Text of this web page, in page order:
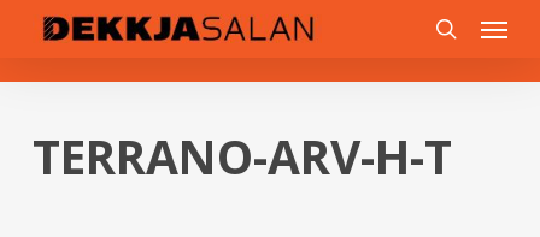
content
Menu
TERRANO-ARV-H-T